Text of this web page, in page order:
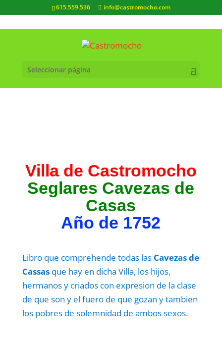
615.559.536 info@castromocho.com
Seleccionar página
Villa de Castromocho
Seglares Cavezas de
Casas
Año de 1752
Libro que comprehende todas las Cavezas de
Cassasque hay en dicha Villa, los hijos,
hermanos y criados con expresion de la clase
de que son y el fuero de que gozan y tambien
los pobres de solemnidad de ambos sexos.